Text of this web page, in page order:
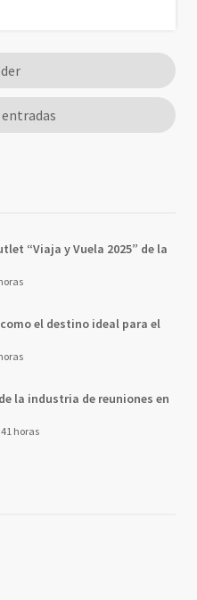
“Viaja y Vuela 2025” de la
el destino ideal para el
la industria de reuniones en
horas